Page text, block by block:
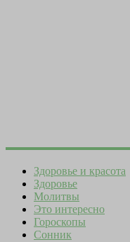
Здоровье и красота
Здоровье
Молитвы
Это интересно
Гороскопы
Сонник